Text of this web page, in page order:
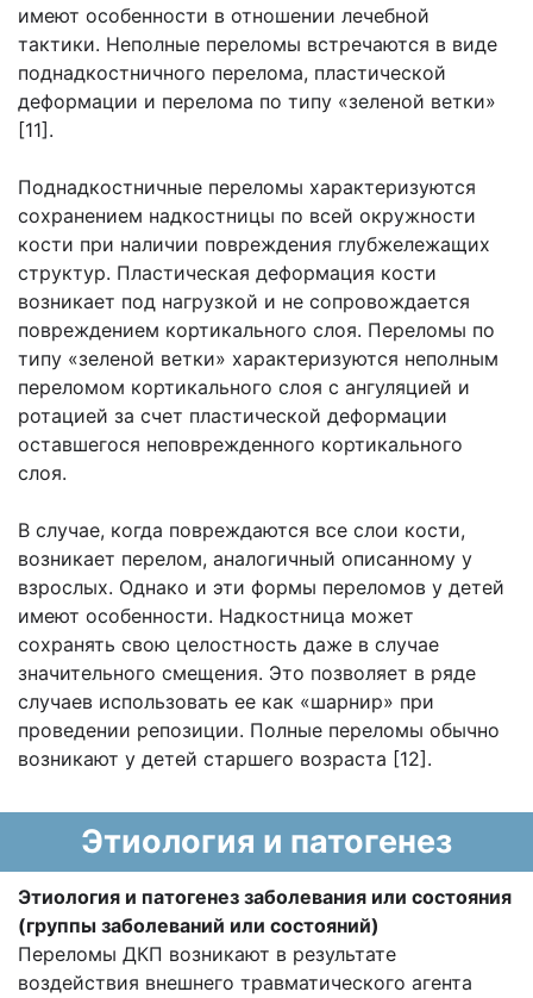
имеют особенности в отношении лечебной
тактики. Неполные переломы встречаются в виде
поднадкостничного перелома, пластической
деформации и перелома по типу «зеленой ветки»
[11].
Поднадкостничные переломы характеризуются
сохранением надкостницы по всей окружности
кости при наличии повреждения глубжележащих
структур. Пластическая деформация кости
возникает под нагрузкой и не сопровождается
повреждением кортикального слоя. Переломы по
типу «зеленой ветки» характеризуются неполным
переломом кортикального слоя с ангуляцией и
ротацией за счет пластической деформации
оставшегося неповрежденного кортикального
слоя.
В случае, когда повреждаются все слои кости,
возникает перелом, аналогичный описанному у
взрослых. Однако и эти формы переломов у детей
имеют особенности. Надкостница может
сохранять свою целостность даже в случае
значительного смещения. Это позволяет в ряде
случаев использовать ее как «шарнир» при
проведении репозиции. Полные переломы обычно
возникают у детей старшего возраста [12].
Этиология и патогенез
Этиология и патогенез заболевания или состояния
(группы заболеваний или состояний)
Переломы ДКП возникают в результате
воздействия внешнего травматического агента